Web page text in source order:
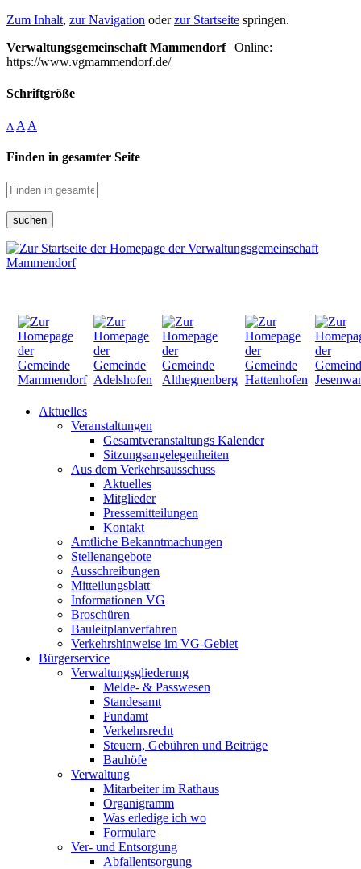
Zum Inhalt, zur Navigation oderzur Startseite springen.
Verwaltungsgemeinschaft Mammendorf| Online:
https://www.vgmammendorf.de/
Schriftgröße
A A A
Finden in gesamter Seite
suchen
Aktuelles
Veranstaltungen
Gesamtveranstaltungs Kalender
Sitzungsangelegenheiten
Aus dem Verkehrsausschuss
Aktuelles
Mitglieder
Pressemitteilungen
Kontakt
Amtliche Bekanntmachungen
Stellenangebote
Ausschreibungen
Mitteilungsblatt
Informationen VG
Broschüren
Bauleitplanverfahren
Verkehrshinweise im VG-Gebiet
Bürgerservice
Verwaltungsgliederung
Melde- & Passwesen
Standesamt
Fundamt
Verkehrsrecht
Steuern, Gebühren und Beiträge
Bauhöfe
Verwaltung
Mitarbeiter im Rathaus
Organigramm
Was erledige ich wo
Formulare
Ver- und Entsorgung
Abfallentsorgung